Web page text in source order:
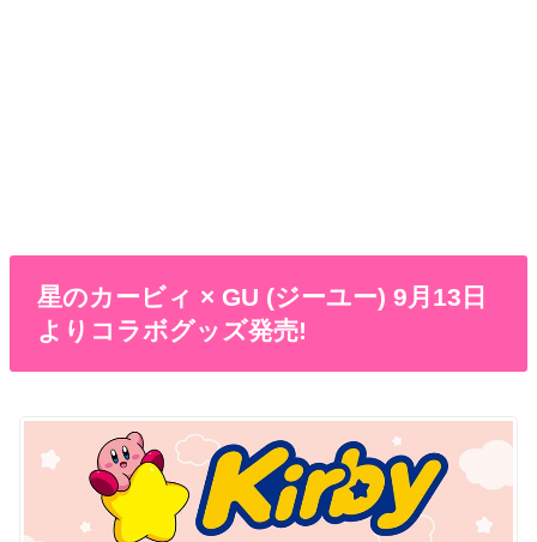
星のカービィ × GU (ジーユー) 9月13日
よりコラボグッズ発売!